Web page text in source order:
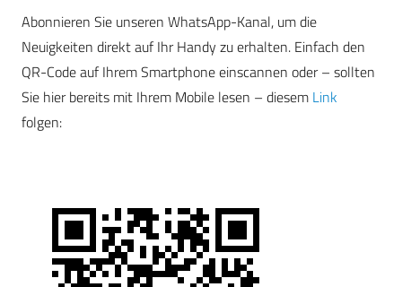
Abonnieren Sie unseren WhatsApp-Kanal, um die
Neuigkeiten direkt auf Ihr Handy zu erhalten. Einfach den
QR-Code auf Ihrem Smartphone einscannen oder – sollten
Sie hier bereits mit Ihrem Mobile lesen – diesem Link
folgen: